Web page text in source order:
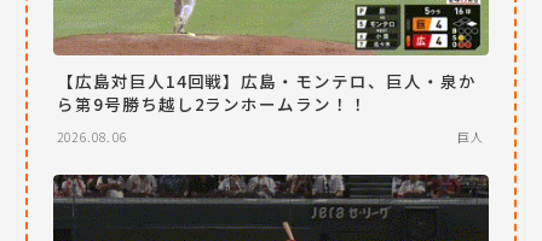
【広島対巨人14回戦】広島・モンテロ、巨人・泉か
ら第9号勝ち越し2ランホームラン！！
2026.08.06 巨人